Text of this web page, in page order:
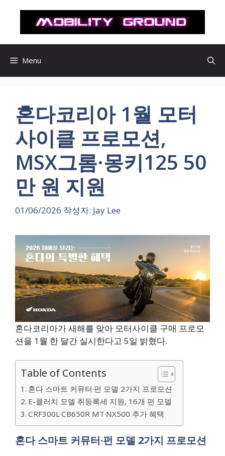
로
Menu
혼다코리아 1월 모터
사이클 프로모션,
MSX그롬·몽키125 50
만 원 지원
01/06/2026 작성자: Jay Lee
혼다코리아가 새해를 맞아 모터사이클 구매 프로모
션을 1월 한 달간 실시한다고 5일 밝혔다.
Table of Contents
혼다 스마트 커뮤터·펀 모델 2가지 프로모션
E-클러치 모델 취등록세 지원, 16개 펀 모델
CRF300L·CB650R MT·NX500 추가 혜택
혼다 스마트 커뮤터·펀 모델 2가지 프로모션